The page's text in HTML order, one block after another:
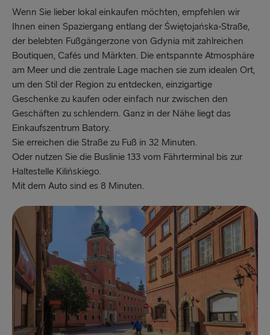
Wenn Sie lieber lokal einkaufen möchten, empfehlen wir
Ihnen einen Spaziergang entlang der Świętojańska-Straße,
der belebten Fußgängerzone von Gdynia mit zahlreichen
Boutiquen, Cafés und Märkten. Die entspannte Atmosphäre
am Meer und die zentrale Lage machen sie zum idealen Ort,
um den Stil der Region zu entdecken, einzigartige
Geschenke zu kaufen oder einfach nur zwischen den
Geschäften zu schlendern. Ganz in der Nähe liegt das
Einkaufszentrum Batory.
Sie erreichen die Straße zu Fuß in 32 Minuten.
Oder nutzen Sie die Buslinie 133 vom Fährterminal bis zur
Haltestelle Kilińskiego.
Mit dem Auto sind es 8 Minuten.